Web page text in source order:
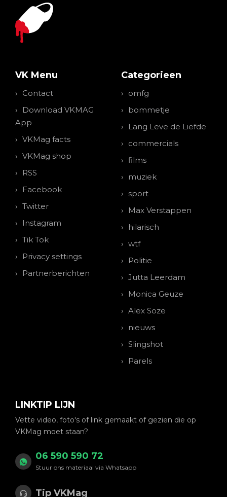
VK Menu
Contact
Download VKMAG
App
VKMag facts
VKMag shop
RSS
Facebook
Twitter
Instagram
Tik Tok
Privacy settings
Partnerberichten
Categorieen
omfg
bommetje
Lang Leve de Liefde
commercials
films
muziek
sport
Max Verstappen
hilarisch
wtf
Politie
Jutta Leerdam
Monica Geuze
Alex Soze
nieuws
Slingshot
Parels
LINKTIP LIJN
Vette video, foto's of link gemaakt of gezien die op
VKMag moet staan?
06 590 590 72
Stuur ons materiaal via Whatsapp
Tip VKMag